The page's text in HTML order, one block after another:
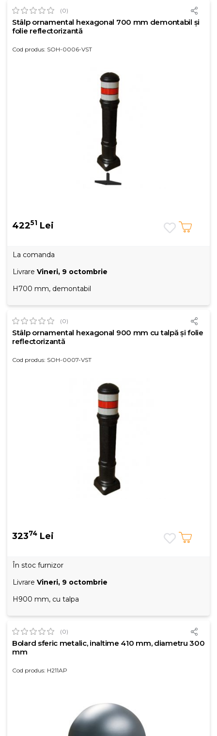
(0)
Stâlp ornamental hexagonal 700 mm demontabil și
folie reflectorizantă
Cod produs: SOH-0006-VST
42251 Lei
La comanda
Livrare Vineri, 9 octombrie
H700 mm, demontabil
(0)
Stâlp ornamental hexagonal 900 mm cu talpă și folie
reflectorizantă
Cod produs: SOH-0007-VST
32374 Lei
În stoc furnizor
Livrare Vineri, 9 octombrie
H900 mm, cu talpa
(0)
Bolard sferic metalic, inaltime 410 mm, diametru 300
mm
Cod produs: H211AP